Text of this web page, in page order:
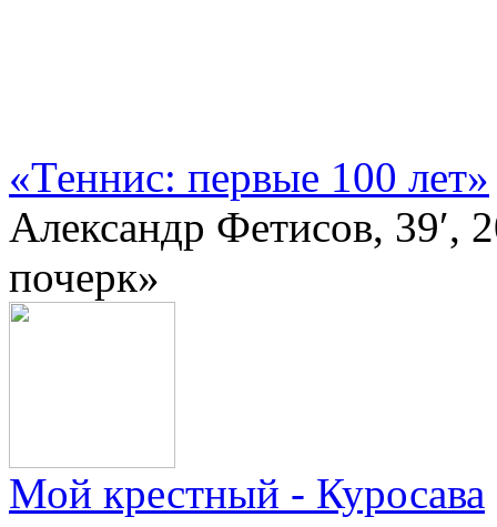
«Теннис: первые 100 лет»
Александр Фетисов,
почерк»
Мой крестный - Куросава